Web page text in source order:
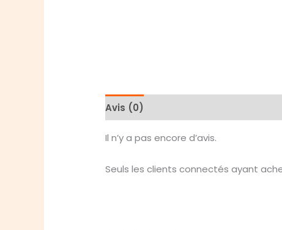
Avis (0)
Il n’y a pas encore d’avis.
Seuls les clients connectés ayant